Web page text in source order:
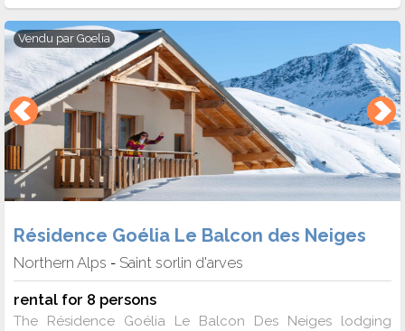
Vendu par Goelia
Résidence Goélia Le Balcon des Neiges
Northern Alps - Saint sorlin d'arves
rental for 8 persons
The Résidence Goélia Le Balcon Des Neiges lodging